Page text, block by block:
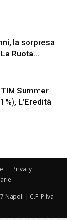
la sorpresa
Ruota...
Summer
L’Eredità
Privacy
Napoli | C.F. P.Iva: